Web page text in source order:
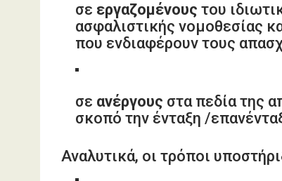
σε εργαζομένους του
ασφαλιστικής νομοθεσίας
που ενδιαφέρουν τους
σε ανέργους στα πεδία της
σκοπό την ένταξη /
Αναλυτικά, οι τρόποι